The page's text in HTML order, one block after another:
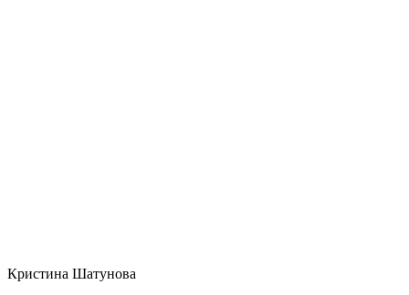
Кристина Шатунова